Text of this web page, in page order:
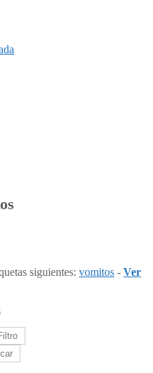
siguientes: vomitos - Ver